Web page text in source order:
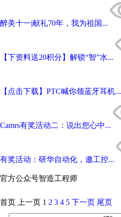
醉美十一|献礼70年，我为祖国...
【下资料送20积分】解锁“智”水...
【点击下载】PTC喊你领蓝牙耳机...
Camrs有奖活动二：说出您心中...
有奖活动：研华自动化，邀工控...
官方公众号智造工程师
首页 上一页 1 2 3 4 5 下一页 尾页